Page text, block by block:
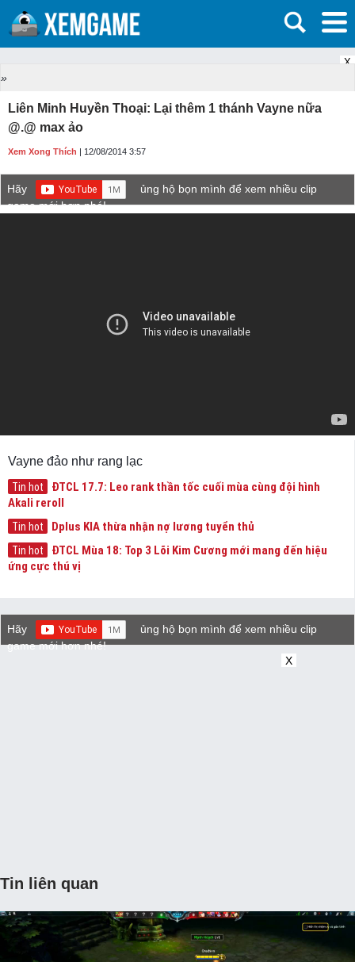
X
»
Liên Minh Huyền Thoại: Lại thêm 1 thánh Vayne nữa
@.@ max ảo
Xem Xong Thích | 12/08/2014 3:57
Hãy
ủng hộ bọn mình để xem nhiều clip
game mới hơn nhé!
Vayne đảo như rang lạc
Tin hot
ĐTCL 17.7: Leo rank thần tốc cuối mùa cùng đội hình
Akali reroll
Tin hot Dplus KIA thừa nhận nợ lương tuyển thủ
Tin hot
ĐTCL Mùa 18: Top 3 Lõi Kim Cương mới mang đến hiệu
ứng cực thú vị
Hãy
ủng hộ bọn mình để xem nhiều clip
game mới hơn nhé!
X
Tin liên quan